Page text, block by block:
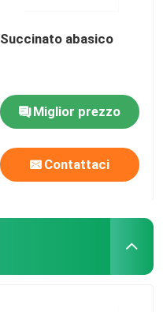
Succinato abasico
Miglior prezzo
Contattaci